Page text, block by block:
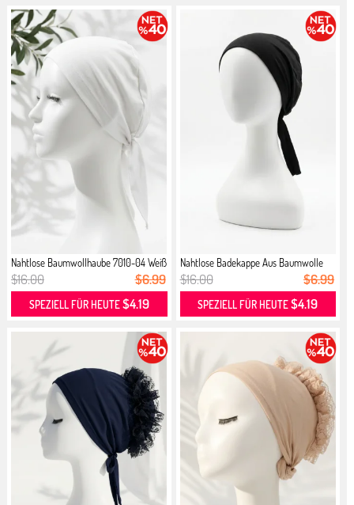
Nahtlose Baumwollhaube 7010-04 Weiß
$16.00 $6.99
SPEZIELL FÜR HEUTE$4.19
Nahtlose Badekappe Aus Baumwolle
70...
$16.00 $6.99
SPEZIELL FÜR HEUTE$4.19